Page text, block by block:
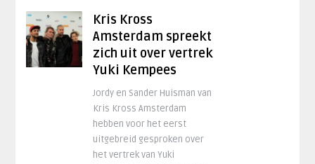
Kris Kross
Amsterdam spreekt
zich uit over vertrek
Yuki Kempees
Jordy en Sander Huisman van
Kris Kross Amsterdam
hebben voor het eerst
uitgebreid gesproken over
het vertrek van Yuki